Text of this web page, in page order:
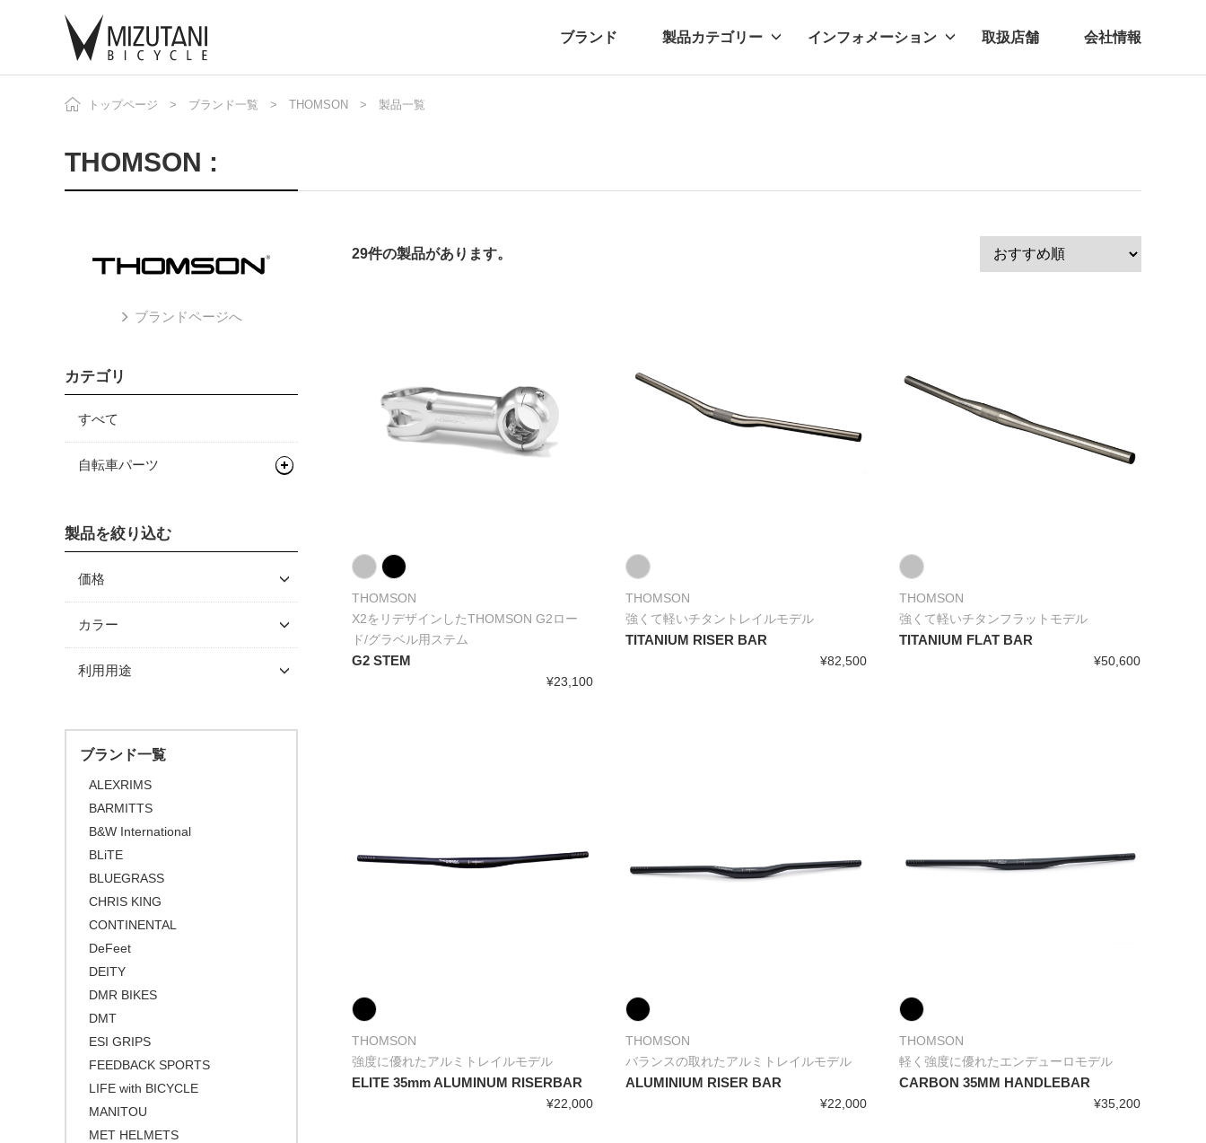
ブランド 製品カテゴリー
自転車
インフォメーション
ニュース
取扱店舗 会社情報
トップページ ブランド一覧 THOMSON 製品一覧
THOMSON :
29件の製品があります。
THOMSON
X2をリデザインしたTHOMSON G2ロー
ド/グラベル用ステム
G2 STEM
¥23,100
THOMSON
強くて軽いチタントレイルモデル
TITANIUM RISER BAR
¥82,500
THOMSON
強くて軽いチタンフラットモデル
TITANIUM FLAT BAR
¥50,600
THOMSON
強度に優れたアルミトレイルモデル
ELITE 35mm ALUMINUM RISERBAR
¥22,000
THOMSON
バランスの取れたアルミトレイルモデル
ALUMINIUM RISER BAR
¥22,000
THOMSON
軽く強度に優れたエンデューロモデル
CARBON 35MM HANDLEBAR
¥35,200
ブランドページへ
カテゴリ
すべて
自転車パーツ
シートポスト
ハンドル/ステム
ドロップバー
ステム
製品を絞り込む
価格
～ \5,000
\5,001 ～ 10,000
\10,001 ～ 20,000
\30,001 ～ 50,000
\50,001 ～
カラー
利用用途
ブランド一覧
ALEXRIMS
BARMITTS
B&W International
BLiTE
BLUEGRASS
CHRIS KING
CONTINENTAL
DeFeet
DEITY
DMR BIKES
DMT
ESI GRIPS
FEEDBACK SPORTS
LIFE with BICYCLE
MANITOU
MET HELMETS